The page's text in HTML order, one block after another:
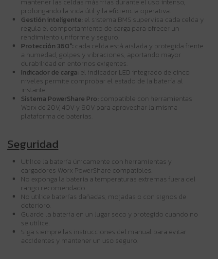
mantener las celdas más frías durante el uso intenso,
prolongando la vida útil y la eficiencia operativa.
Gestión inteligente: el sistema BMS supervisa cada celda y
regula el comportamiento de carga para ofrecer un
rendimiento uniforme y seguro.
Protección 360°: cada celda está aislada y protegida frente
a humedad, golpes y vibraciones, aportando mayor
durabilidad en entornos exigentes.
Indicador de carga: el indicador LED integrado de cinco
niveles permite comprobar el estado de la batería al
instante.
Sistema PowerShare Pro: compatible con herramientas
Worx de 20V, 40V y 80V para aprovechar la misma
plataforma de baterías.
Seguridad
Utilice la batería únicamente con herramientas y
cargadores Worx PowerShare compatibles.
No exponga la batería a temperaturas extremas fuera del
rango recomendado.
No utilice baterías dañadas, mojadas o con signos de
deterioro.
Guarde la batería en un lugar seco y protegido cuando no
se utilice.
Siga siempre las instrucciones del manual para evitar
accidentes y mantener un uso seguro.